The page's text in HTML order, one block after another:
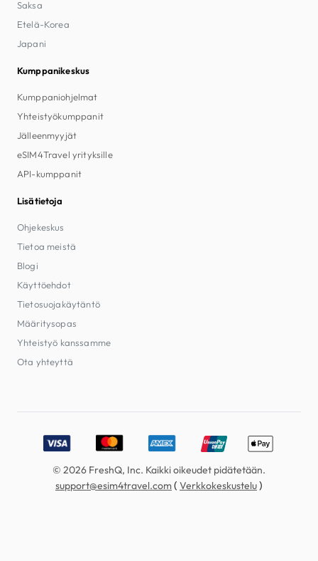
Saksa
Etelä-Korea
Japani
Kumppanikeskus
Kumppaniohjelmat
Yhteistyökumppanit
Jälleenmyyjät
eSIM4Travel yrityksille
API-kumppanit
Lisätietoja
Ohjekeskus
Tietoa meistä
Blogi
Käyttöehdot
Tietosuojakäytäntö
Määritysopas
Yhteistyö kanssamme
Ota yhteyttä
Accepted payment methods: Visa, MasterCard, American
© 2026 FreshQ, Inc. Kaikki oikeudet pidätetään.
support@esim4travel.com( Verkkokeskustelu)